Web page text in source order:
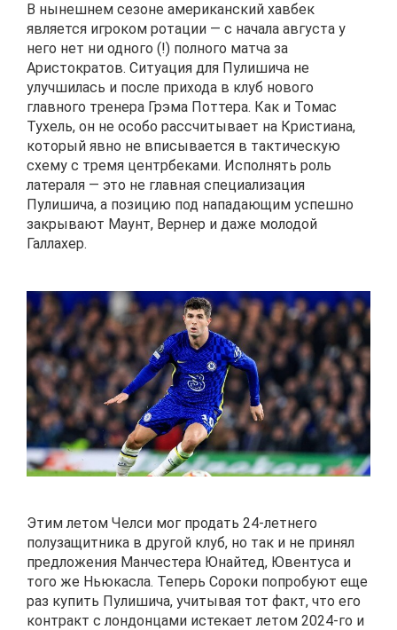
В нынешнем сезоне американский хавбек
является игроком ротации — с начала августа у
него нет ни одного (!) полного матча за
Аристократов. Ситуация для Пулишича не
улучшилась и после прихода в клуб нового
главного тренера Грэма Поттера. Как и Томас
Тухель, он не особо рассчитывает на Кристиана,
который явно не вписывается в тактическую
схему с тремя центрбеками. Исполнять роль
латераля — это не главная специализация
Пулишича, а позицию под нападающим успешно
закрывают Маунт, Вернер и даже молодой
Галлахер.
Этим летом Челси мог продать 24-летнего
полузащитника в другой клуб, но так и не принял
предложения Манчестера Юнайтед, Ювентуса и
того же Ньюкасла. Теперь Сороки попробуют еще
раз купить Пулишича, учитывая тот факт, что его
контракт с лондонцами истекает летом 2024-го и